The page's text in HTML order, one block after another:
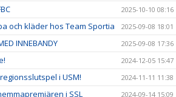
2025-10-10 08:16
och kläder hos Team Sportia 2025-09-08 18:01
INNEBANDY 2025-09-08 17:36
2024-12-05 15:47
i USM! 2024-11-11 11:38
i SSL 2024-09-14 15:09